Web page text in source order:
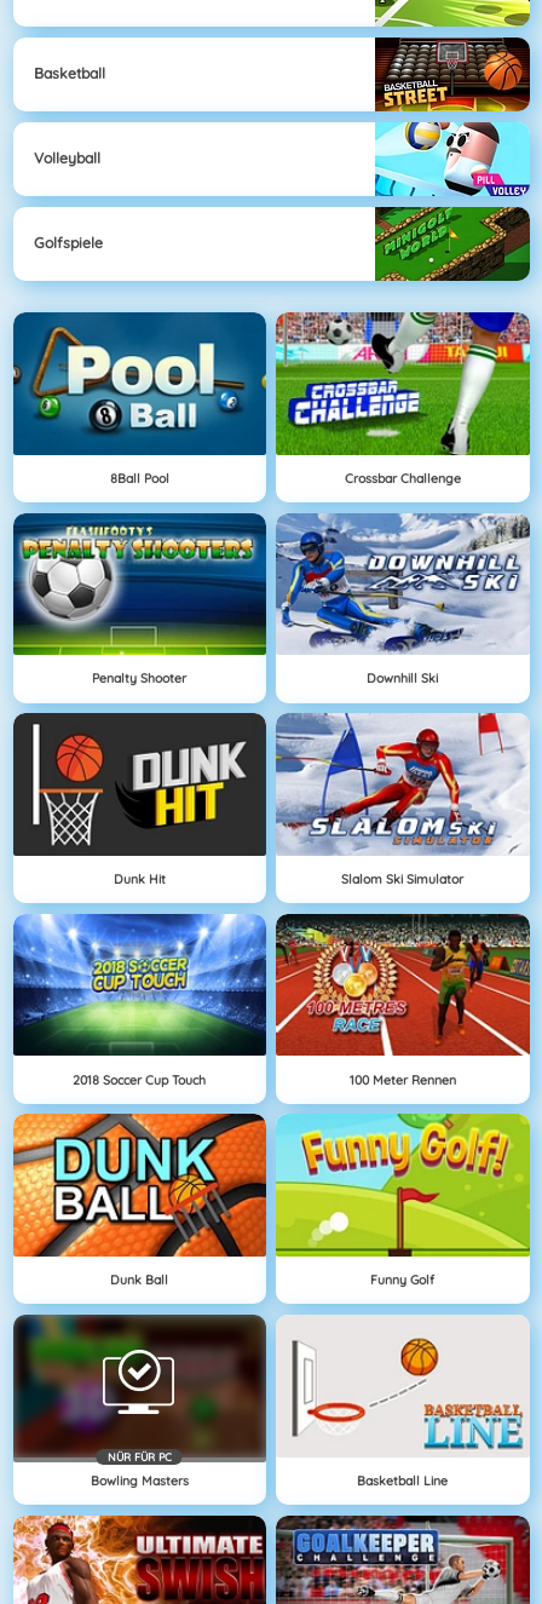
Basketball
Volleyball
Golfspiele
8Ball Pool Crossbar Challenge
Penalty Shooter Downhill Ski
Dunk Hit Slalom Ski Simulator
2018 Soccer Cup Touch 100 Meter Rennen
Dunk Ball Funny Golf
NÜR FÜR PC
Bowling Masters Basketball Line